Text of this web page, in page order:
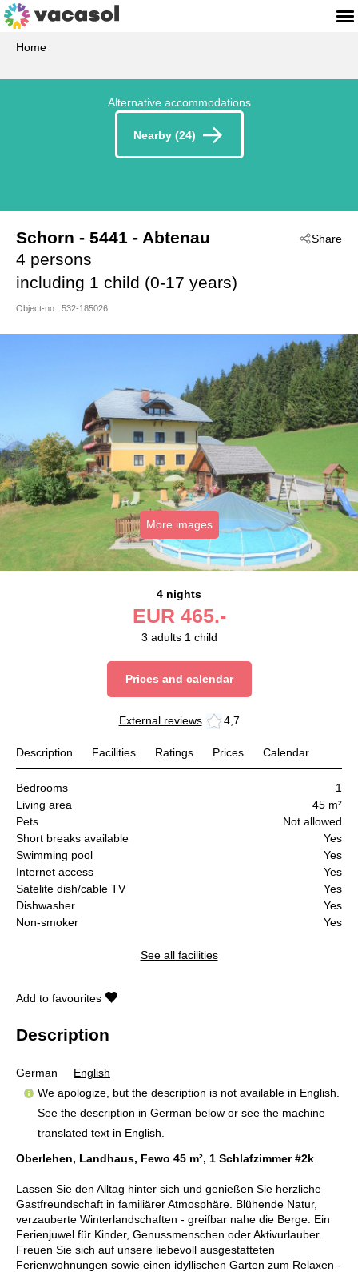
Home
Alternative accommodations
Nearby (24)
Share
Schorn - 5441 - Abtenau
4 persons
including 1 child (0-17 years)
Object-no.: 532-185026
More images
4 nights
EUR 465.-
3 adults 1 child
Prices and calendar
External reviews 4,7
Description Facilities Ratings Prices Calendar
Bedrooms
1
Living area
45 m²
Pets
Not allowed
Short breaks available
Yes
Swimming pool
Yes
Internet access
Yes
Satelite dish/cable TV
Yes
Dishwasher
Yes
Non-smoker
Yes
See all facilities
Add to favourites
Description
German
English
We apologize, but the description is not available in English.
See the description in German below or see the machine
translated text in English
Oberlehen, Landhaus, Fewo 45 m², 1 Schlafzimmer #2k
Lassen Sie den Alltag hinter sich und genießen Sie herzliche
Gastfreundschaft in familiärer Atmosphäre. Blühende Natur,
verzauberte Winterlandschaften - greifbar nahe die Berge. Ein
Ferienjuwel für Kinder, Genussmenschen oder Aktivurlauber.
Freuen Sie sich auf unsere liebevoll ausgestatteten
Ferienwohnungen sowie einen idyllischen Garten zum Relaxen -